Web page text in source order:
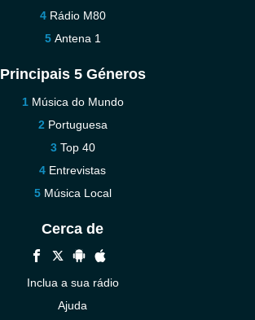
Rádio M80
Antena 1
Principais 5 Géneros
Música do Mundo
Portuguesa
Top 40
Entrevistas
Música Local
Cerca de
Inclua a sua rádio
Ajuda